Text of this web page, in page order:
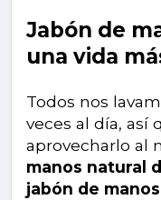
Jabón de
una vida
Todos nos
veces al día, así
aprovecharlo al
manos natural
jabón de